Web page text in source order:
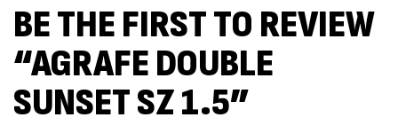
BE THE FIRST TO REVIEW
“AGRAFE DOUBLE
SUNSET SZ 1.5”